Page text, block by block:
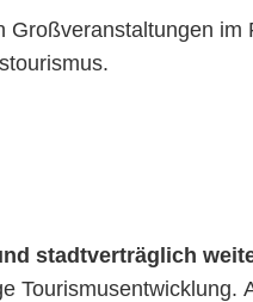
im
stadtverträglich
Tourismusentwicklung.